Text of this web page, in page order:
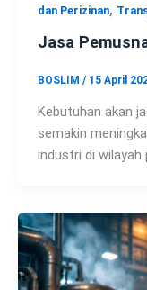
dan Perizinan,
Jasa
BOSLIM / 15 April
Kebutuhan akan
semakin
industri di wilayah